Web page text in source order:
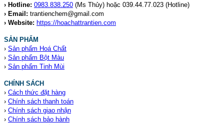
› Hotline: 0983.838.250 (Ms Thủy) hoặc 039.44.77.023 (Hotline)
› Email: trantienchem@gmail.com
› Website: https://hoachattrantien.com
SẢN PHẨM
› Sản phẩm Hoá Chất
› Sản phẩm Bột Màu
› Sản phẩm Tinh Mùi
CHÍNH SÁCH
› Cách thức đặt hàng
› Chính sách thanh toán
› Chính sách giao nhận
› Chính sách bảo hành